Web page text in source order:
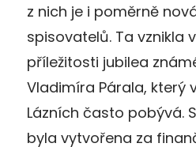
z nich je i poměrně
spisovatelů. Ta vznikla
příležitosti jubilea
Vladimíra Párala, který
Lázních často pobývá.
byla vytvořena za